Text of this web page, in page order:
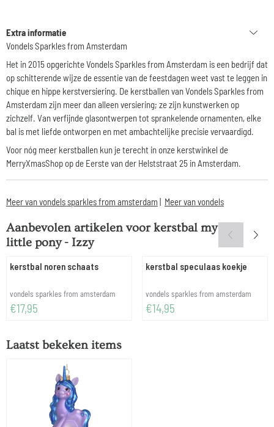
Extra informatie
Vondels Sparkles from Amsterdam
Het in 2015 opgerichteVondels Sparkles from Amsterdam is een bedrijf dat
op schitterende wijze de essentie van de feestdagen weet vast te leggen in
chique en hippe kerstversiering. De kerstballen van Vondels Sparkles from
Amsterdam zijn meer dan alleen versiering; ze zijn kunstwerken op
zichzelf. Van verfijnde glasontwerpen tot sprankelende ornamenten, elke
bal is met liefde ontworpen en met ambachtelijke precisie vervaardigd.
Voor nóg meer kerstballen kun je terecht in onze kerstwinkel de
MerryXmasShop op de Eerste van der Helststraat 25 in Amsterdam.
Meer van vondels sparkles from amsterdam | Meer van vondels
Aanbevolen artikelen voorkerstbal my
little pony - Izzy
kerstbal noren schaats
Merk:
vondels sparkles from amsterdam
Prijs: 17,95
€17,95
kerstbal speculaas koekje
Merk:
vondels sparkles from amsterdam
Prijs: 14,95
€14,95
Laatst bekeken items